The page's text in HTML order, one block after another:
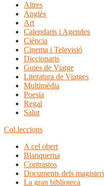
Altres
Anglès
Art
Calendaris i Agendes
Ciència
Cinema i Televisió
Diccionaris
Guies de Viatge
Literatura de Viatges
Multimèdia
Poesia
Regal
Salut
Col.leccions
A cel obert
Blanquerna
Contrastos
Documents dels magisteri
La gran biblioteca